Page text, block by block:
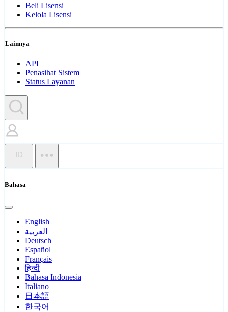
Beli Lisensi
Kelola Lisensi
Lainnya
API
Penasihat Sistem
Status Layanan
ID
Bahasa
English
العربية
Deutsch
Español
Français
हिन्दी
Bahasa Indonesia
Italiano
日本語
한국어